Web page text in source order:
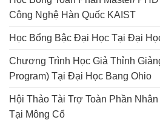
Công Nghệ Hàn Quốc KAIST
Học Bổng Bậc Đại Học Tại Đại
Chương Trình Học Giả Thỉnh
Program) Tại Đại Học Bang Ohio
Hội Thảo Tài Trợ Toàn Phần
Tại Mông Cổ